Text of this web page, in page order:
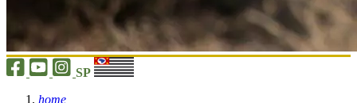
SP
home